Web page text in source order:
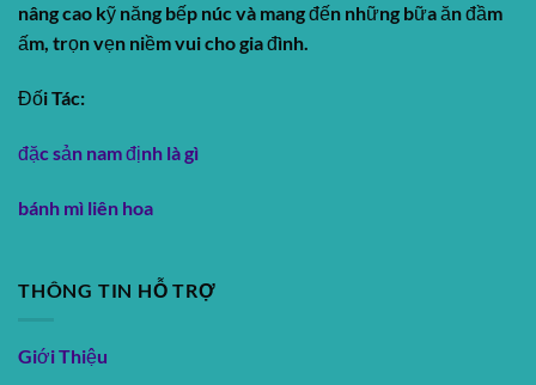
nâng cao kỹ năng bếp núc và mang đến những bữa ăn đầm
ấm, trọn vẹn niềm vui cho gia đình.
Đối Tác:
đặc sản nam định là gì
bánh mì liên hoa
THÔNG TIN HỖ TRỢ
Giới Thiệu